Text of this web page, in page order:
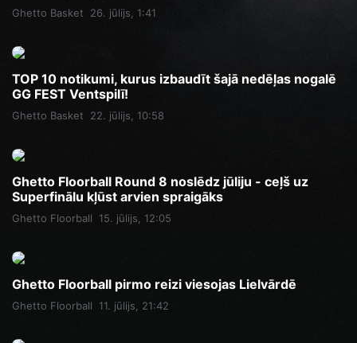
Ghetto Basket 26. jūlijs, 1:41
TOP 10 notikumi, kurus izbaudīt šajā nedēļas nogalē
GG FEST Ventspilī!
Ghetto Basket 22. jūlijs, 10:58
Ghetto Floorball Round 8 noslēdz jūliju - ceļš uz
Superfinālu kļūst arvien spraigāks
Ghetto Floorball 15. jūlijs, 12:05
Ghetto Floorball pirmo reizi viesojas Lielvārdē
Ghetto Floorball 11. jūlijs, 21:42